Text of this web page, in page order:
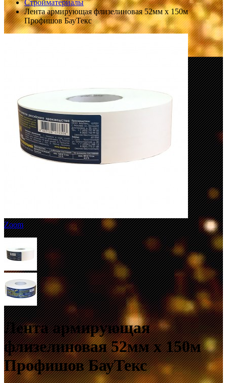
Стройматериалы
Лента армирующая флизелиновая 52мм х 150м
Профишов БауТекс
Zoom
Лента армирующая
флизелиновая 52мм х 150м
Профишов БауТекс